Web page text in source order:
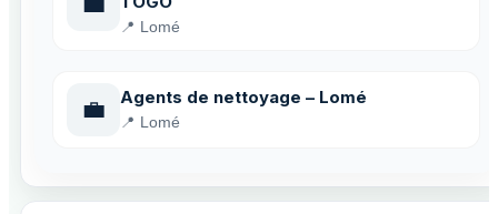
📍 Lomé
💼 Agents de nettoyage – Lomé
📍 Lomé